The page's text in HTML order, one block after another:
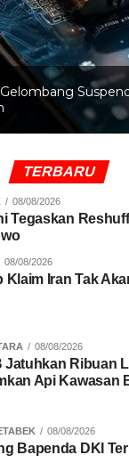
TERBARU
08/08/2026
Tegaskan
08/08/2026
Klaim Iran Tak
08/08/2026
Jatuhkan Ribuan
Api Kawasan
08/08/2026
Bapenda DKI